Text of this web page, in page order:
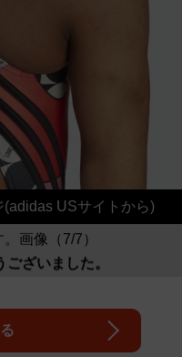
USサイトから)
画像（7/7）
ざいました。